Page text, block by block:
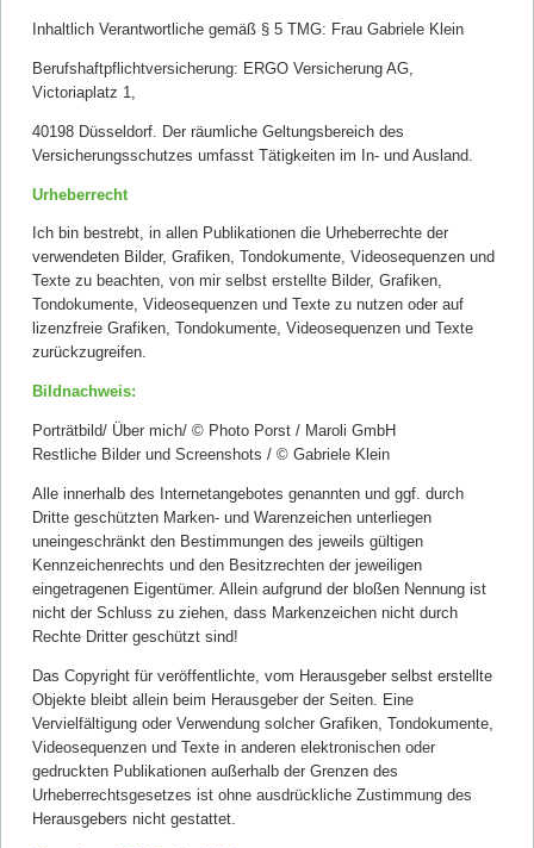
Inhaltlich Verantwortliche gemäß § 5 TMG: Frau Gabriele Klein
Berufshaftpflichtversicherung: ERGO Versicherung AG,
Victoriaplatz 1,
40198 Düsseldorf. Der räumliche Geltungsbereich des
Versicherungsschutzes umfasst Tätigkeiten im In- und Ausland.
Urheberrecht
Ich bin bestrebt, in allen Publikationen die Urheberrechte der
verwendeten Bilder, Grafiken, Tondokumente, Videosequenzen und
Texte zu beachten, von mir selbst erstellte Bilder, Grafiken,
Tondokumente, Videosequenzen und Texte zu nutzen oder auf
lizenzfreie Grafiken, Tondokumente, Videosequenzen und Texte
zurückzugreifen.
Bildnachweis:
Porträtbild/ Über mich/ © Photo Porst / Maroli GmbH
Restliche Bilder und Screenshots / © Gabriele Klein
Alle innerhalb des Internetangebotes genannten und ggf. durch
Dritte geschützten Marken- und Warenzeichen unterliegen
uneingeschränkt den Bestimmungen des jeweils gültigen
Kennzeichenrechts und den Besitzrechten der jeweiligen
eingetragenen Eigentümer. Allein aufgrund der bloßen Nennung ist
nicht der Schluss zu ziehen, dass Markenzeichen nicht durch
Rechte Dritter geschützt sind!
Das Copyright für veröffentlichte, vom Herausgeber selbst erstellte
Objekte bleibt allein beim Herausgeber der Seiten. Eine
Vervielfältigung oder Verwendung solcher Grafiken, Tondokumente,
Videosequenzen und Texte in anderen elektronischen oder
gedruckten Publikationen außerhalb der Grenzen des
Urheberrechtsgesetzes ist ohne ausdrückliche Zustimmung des
Herausgebers nicht gestattet.